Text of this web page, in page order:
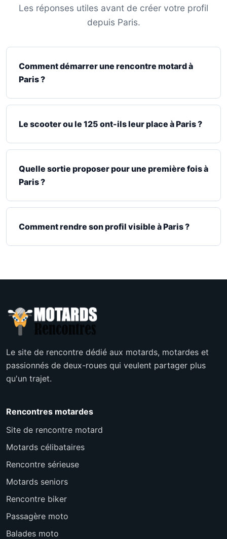
Les réponses utiles avant de créer votre profil
depuis Paris.
Comment démarrer une rencontre motard à
Paris ?
Le scooter ou le 125 ont-ils leur place à Paris ?
Quelle sortie proposer pour une première fois à
Paris ?
Comment rendre son profil visible à Paris ?
Le site de rencontre dédié aux motards, motardes et
passionnés de deux-roues qui veulent partager plus
qu'un trajet.
Rencontres motardes
Site de rencontre motard
Motards célibataires
Rencontre sérieuse
Motards seniors
Rencontre biker
Passagère moto
Balades moto